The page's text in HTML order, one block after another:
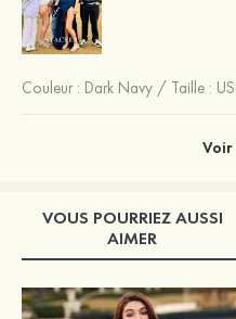
Couleur : Dark Navy / Taille :
Voir
VOUS POURRIEZ AUSSI
AIMER